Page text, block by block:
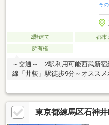
そ
2階建て 都市
所有権
～交通～ 2駅利用可能西武新宿
線「井荻」駅徒歩9分～オスス
す!!室内大変綺麗にお使いです!!
ら3SLDKに変更可能(有償)・太
機・ビルトイン食器洗い機・床
ートロック・各階トイレ（温水
東京都練馬区石神